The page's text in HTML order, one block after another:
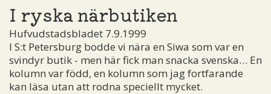
I ryska närbutiken
Hufvudstadsbladet 7.9.1999
I S:t Petersburg bodde vi nära en Siwa som var en
svindyr butik - men här fick man snacka svenska… En
kolumn var född, en kolumn som jag fortfarande
kan läsa utan att rodna speciellt mycket.